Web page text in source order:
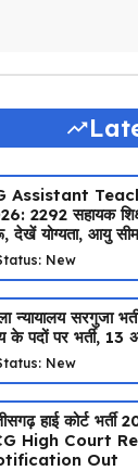
Assistant
2292 सहायक
देखें योग्यता, आयु
New
न्यायालय सरगुजा
के पदों पर भर्ती,
New
हाई कोर्ट
High Court
Out